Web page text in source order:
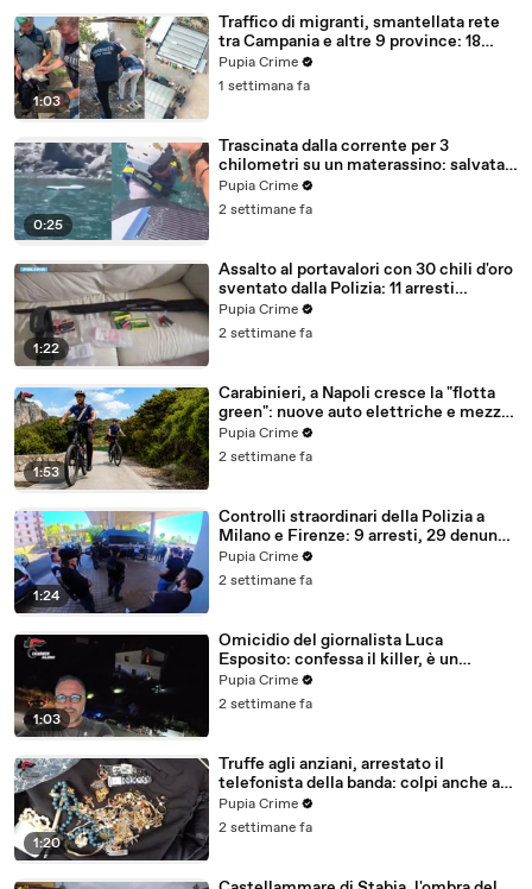
1:03
Traffico di migranti, smantellata rete
tra Campania e altre 9 province: 18
arresti (27.07.26)
Pupia Crime
1 settimana fa
0:25
Trascinata dalla corrente per 3
chilometri su un materassino: salvata
dalla Polizia (25.07.26)
Pupia Crime
2 settimane fa
1:22
Assalto al portavalori con 30 chili d'oro
sventato dalla Polizia: 11 arresti
(25.07.26)
Pupia Crime
2 settimane fa
1:53
Carabinieri, a Napoli cresce la "flotta
green": nuove auto elettriche e mezzi
sostenibili anche sulle isole (25.07.26)
Pupia Crime
2 settimane fa
1:24
Controlli straordinari della Polizia a
Milano e Firenze: 9 arresti, 29 denunce
e oltre 7mila persone identificate
(25.07.26)
Pupia Crime
2 settimane fa
1:03
Omicidio del giornalista Luca
Esposito: confessa il killer, è un
26enne tunisino (25.07.26)
Pupia Crime
2 settimane fa
1:20
Truffe agli anziani, arrestato il
telefonista della banda: colpi anche ad
Aversa, oltre 300mila euro il bottino
stimato (24.07.26)
Pupia Crime
2 settimane fa